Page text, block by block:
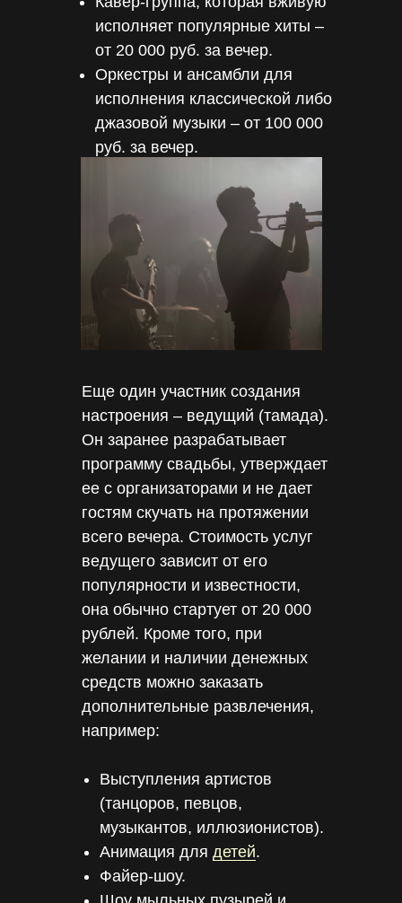
исполняет популярные хиты –
от 20 000 руб. за вечер.
Оркестры и ансамбли для
исполнения классической либо
джазовой музыки – от 100 000
руб. за вечер.
Еще один участник создания
настроения – ведущий (тамада).
Он заранее разрабатывает
программу свадьбы, утверждает
ее с организаторами и не дает
гостям скучать на протяжении
всего вечера. Стоимость услуг
ведущего зависит от его
популярности и известности,
она обычно стартует от 20 000
рублей. Кроме того, при
желании и наличии денежных
средств можно заказать
дополнительные развлечения,
например:
Выступления артистов
(танцоров, певцов,
музыкантов, иллюзионистов).
Анимация для детей.
Файер-шоу.